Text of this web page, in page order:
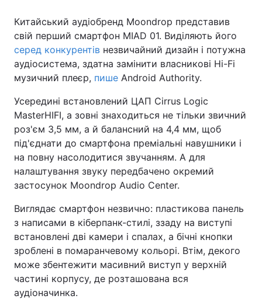
Головна Війна
Україна Політика
Економіка
Спорт Наука
Техно і зв'язок
Зброя Інциденти
Здоров'я Туризм
Екологія Регіони
Лонгріди
Відео з Youtube
Китайський аудіобренд Moondrop представив
свій перший смартфон MIAD 01. Виділяють його
серед конкурентів незвичайний дизайн і потужна
аудіосистема, здатна замінити власникові Hi-Fi
музичний плеєр, пише Android Authority.
Усередині встановлений ЦАП Cirrus Logic
MasterHIFI, а зовні знаходиться не тільки звичний
роз'єм 3,5 мм, а й балансний на 4,4 мм, щоб
під'єднати до смартфона преміальні навушники і
на повну насолодитися звучанням. А для
налаштування звуку передбачено окремий
застосунок Moondrop Audio Center.
Виглядає смартфон незвично: пластикова панель
з написами в кіберпанк-стилі, ззаду на виступі
встановлені дві камери і спалах, а бічні кнопки
зроблені в помаранчевому кольорі. Втім, декого
може збентежити масивний виступ у верхній
частині корпусу, де розташована вся
аудіоначинка.